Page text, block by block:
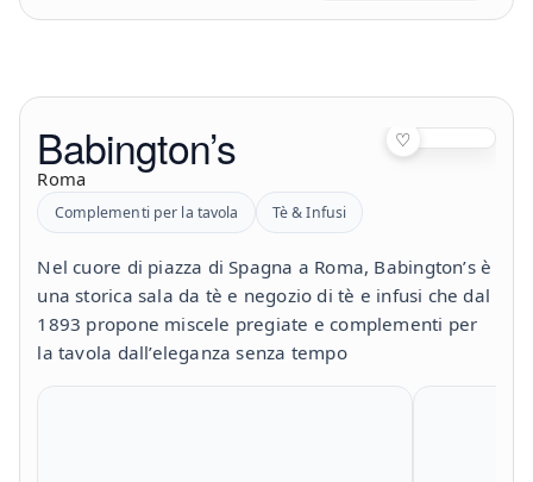
Babington’s
Roma
♡
Complementi per la tavola Tè & Infusi
Nel cuore di piazza di Spagna a Roma, Babington’s è
una storica sala da tè e negozio di tè e infusi che dal
1893 propone miscele pregiate e complementi per
la tavola dall’eleganza senza tempo